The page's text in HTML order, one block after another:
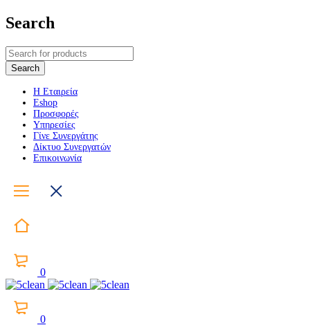
Search
Η Εταιρεία
Eshop
Προσφορές
Υπηρεσίες
Γίνε Συνεργάτης
Δίκτυο Συνεργατών
Επικοινωνία
0
0